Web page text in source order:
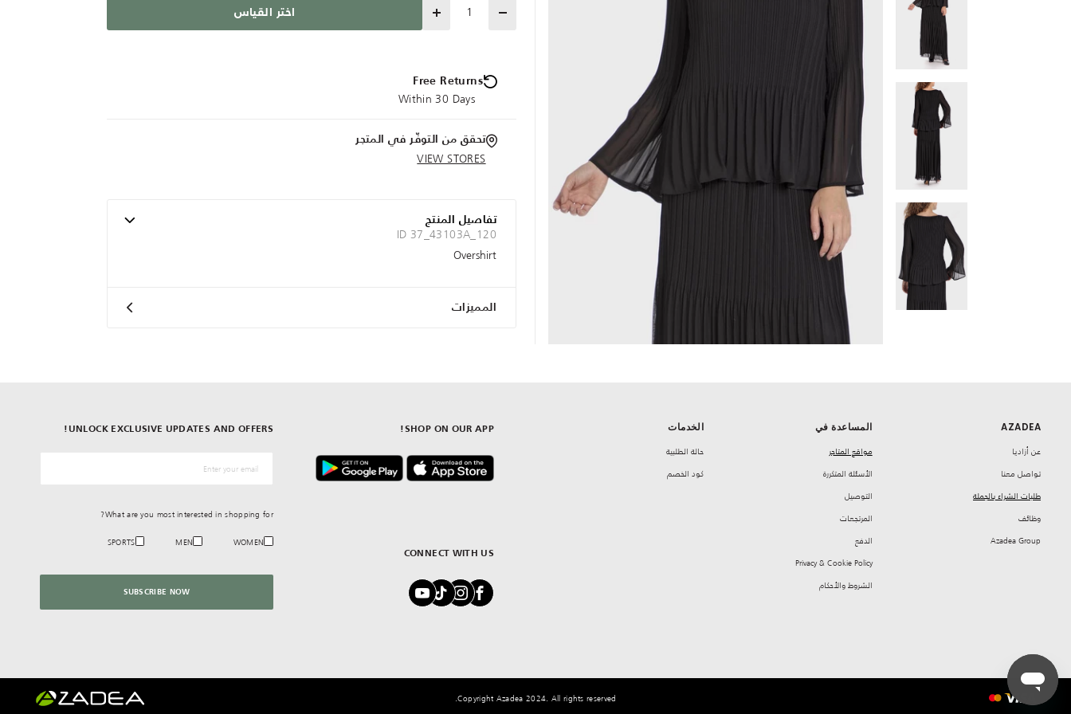
اختر القياس
Free Returns
Within 30 Days
تحقق من التوفّر في المتجر
VIEW STORES
تفاصيل المنتج
ID 37_43103A_120
Overshirt
المميزات
AZADEA
‏عن أزاديا
تواصل معنا
طلبات الشراء بالجملة
‏وظائف
Azadea Group
المساعدة في
مواقع المتاجر
‏الأسئلة المتكررة
‏التوصيل
‏المرتجعات
‏الدفع
Privacy & Cookie Policy
‏الشروط والأحكام
الخدمات
حالة الطلبية
كود الخصم
CONNECT WITH US
SHOP ON OUR APP!
UNLOCK EXCLUSIVE UPDATES AND OFFERS!
What are you most interested in shopping for?
WOMEN
MEN
SPORTS
SUBSCRIBE NOW
Copyright Azadea 2024. All rights reserved.